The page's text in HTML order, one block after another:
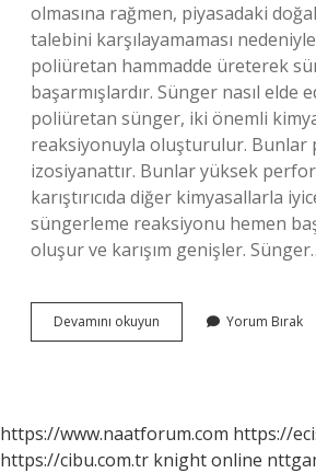
olmasına rağmen, piyasadaki
talebini karşılayamaması
poliüretan hammadde üreterek
başarmışlardır. Sünger nasıl elde
poliüretan sünger, iki önemli
reaksiyonuyla oluşturulur. Bunlar
izosiyanattır. Bunlar yüksek
karıştırıcıda diğer kimyasallarla
süngerleme reaksiyonu hemen
oluşur ve karışım genişler.
Devamını okuyun
Sünger
Yorum Bırak
https://www.naatforum.com https://
https://cibu.com.tr knight online